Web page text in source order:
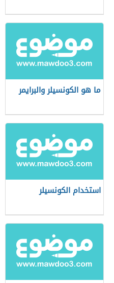
ما هو الكونسيلر والبرايمر
استخدام الكونسيلر